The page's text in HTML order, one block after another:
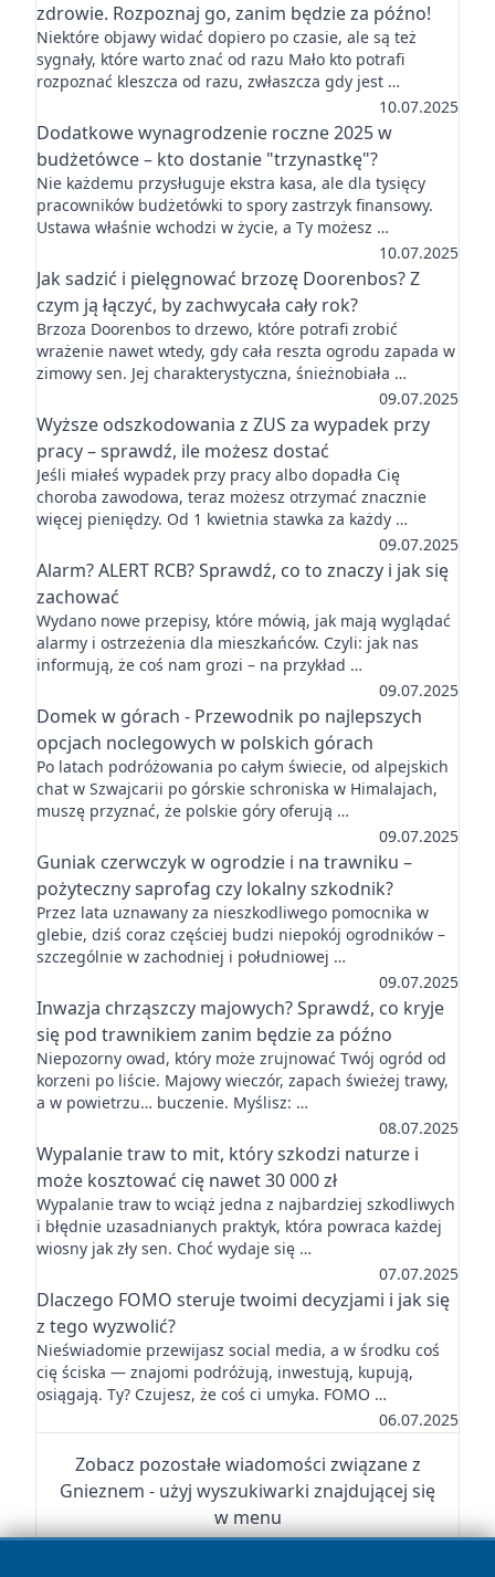
zdrowie. Rozpoznaj go, zanim będzie za późno!
Niektóre objawy widać dopiero po czasie, ale są też
sygnały, które warto znać od razu Mało kto potrafi
rozpoznać kleszcza od razu, zwłaszcza gdy jest …
10.07.2025
Dodatkowe wynagrodzenie roczne 2025 w
budżetówce – kto dostanie "trzynastkę"?
Nie każdemu przysługuje ekstra kasa, ale dla tysięcy
pracowników budżetówki to spory zastrzyk finansowy.
Ustawa właśnie wchodzi w życie, a Ty możesz …
10.07.2025
Jak sadzić i pielęgnować brzozę Doorenbos? Z
czym ją łączyć, by zachwycała cały rok?
Brzoza Doorenbos to drzewo, które potrafi zrobić
wrażenie nawet wtedy, gdy cała reszta ogrodu zapada w
zimowy sen. Jej charakterystyczna, śnieżnobiała …
09.07.2025
Wyższe odszkodowania z ZUS za wypadek przy
pracy – sprawdź, ile możesz dostać
Jeśli miałeś wypadek przy pracy albo dopadła Cię
choroba zawodowa, teraz możesz otrzymać znacznie
więcej pieniędzy. Od 1 kwietnia stawka za każdy …
09.07.2025
Alarm? ALERT RCB? Sprawdź, co to znaczy i jak się
zachować
Wydano nowe przepisy, które mówią, jak mają wyglądać
alarmy i ostrzeżenia dla mieszkańców. Czyli: jak nas
informują, że coś nam grozi – na przykład …
09.07.2025
Domek w górach - Przewodnik po najlepszych
opcjach noclegowych w polskich górach
Po latach podróżowania po całym świecie, od alpejskich
chat w Szwajcarii po górskie schroniska w Himalajach,
muszę przyznać, że polskie góry oferują …
09.07.2025
Guniak czerwczyk w ogrodzie i na trawniku –
pożyteczny saprofag czy lokalny szkodnik?
Przez lata uznawany za nieszkodliwego pomocnika w
glebie, dziś coraz częściej budzi niepokój ogrodników –
szczególnie w zachodniej i południowej …
09.07.2025
Inwazja chrząszczy majowych? Sprawdź, co kryje
się pod trawnikiem zanim będzie za późno
Niepozorny owad, który może zrujnować Twój ogród od
korzeni po liście. Majowy wieczór, zapach świeżej trawy,
a w powietrzu… buczenie. Myślisz: …
08.07.2025
Wypalanie traw to mit, który szkodzi naturze i
może kosztować cię nawet 30 000 zł
Wypalanie traw to wciąż jedna z najbardziej szkodliwych
i błędnie uzasadnianych praktyk, która powraca każdej
wiosny jak zły sen. Choć wydaje się …
07.07.2025
Dlaczego FOMO steruje twoimi decyzjami i jak się
z tego wyzwolić?
Nieświadomie przewijasz social media, a w środku coś
cię ściska — znajomi podróżują, inwestują, kupują,
osiągają. Ty? Czujesz, że coś ci umyka. FOMO …
06.07.2025
Zobacz pozostałe wiadomości związane z
Gnieznem - użyj wyszukiwarki znajdującej się
w menu